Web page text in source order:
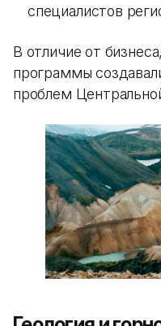
специалистов
В отличие от
программы
проблем